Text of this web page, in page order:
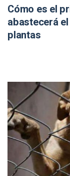
Cómo es el
abastecerá
plantas